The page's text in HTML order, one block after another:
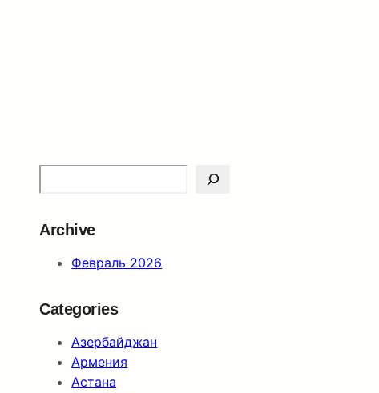
e
r
Archive
Февраль 2026
Categories
Азербайджан
Армения
Астана